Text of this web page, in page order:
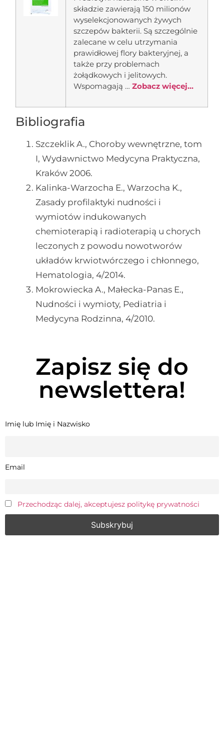
składzie zawierają 150 milionów
wyselekcjonowanych żywych
szczepów bakterii. Są szczególnie
zalecane w celu utrzymania
prawidłowej flory bakteryjnej, a
także przy problemach
żołądkowych i jelitowych.
Wspomagają …Zobacz więcej...
Bibliografia
Szczeklik A., Choroby wewnętrzne, tom
I, Wydawnictwo Medycyna Praktyczna,
Kraków 2006.
Kalinka-Warzocha E., Warzocha K.,
Zasady profilaktyki nudności i
wymiotów indukowanych
chemioterapią i radioterapią u chorych
leczonych z powodu nowotworów
układów krwiotwórczego i chłonnego,
Hematologia, 4/2014.
Mokrowiecka A., Małecka-Panas E.,
Nudności i wymioty, Pediatria i
Medycyna Rodzinna, 4/2010.
Zapisz się do
newslettera!
Imię lub Imię i Nazwisko
Email
Przechodząc dalej, akceptujesz politykę prywatności